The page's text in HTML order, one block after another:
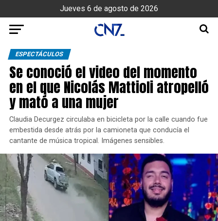
Jueves 6 de agosto de 2026
ESPECTÁCULOS
Se conoció el video del momento
en el que Nicolás Mattioli atropelló
y mató a una mujer
Claudia Decurgez circulaba en bicicleta por la calle cuando fue
embestida desde atrás por la camioneta que conducía el
cantante de música tropical. Imágenes sensibles.